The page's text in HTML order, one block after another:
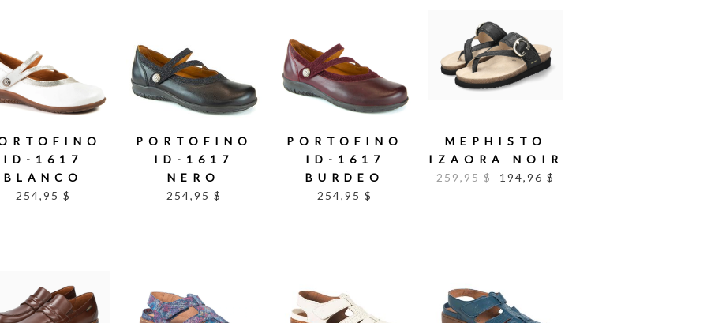
ID-1617
BLANCO
254,95 $
PORTOFINO
ID-1617
NERO
254,95 $
PORTOFINO
ID-1617
BURDEO
254,95 $
MEPHISTO
IZAORA NOIR
259,95 $
194,96 $